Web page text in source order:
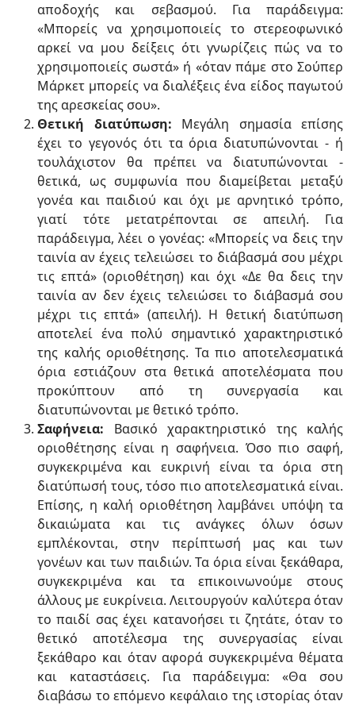
αποδοχής και σεβασμού. Για παράδειγμα:
«Μπορείς να χρησιμοποιείς το στερεοφωνικό
αρκεί να μου δείξεις ότι γνωρίζεις πώς να το
χρησιμοποιείς σωστά» ή «όταν πάμε στο Σούπερ
Μάρκετ μπορείς να διαλέξεις ένα είδος παγωτού
της αρεσκείας σου».
Θετική διατύπωση: Μεγάλη σημασία επίσης
έχει το γεγονός ότι τα όρια διατυπώνονται - ή
τουλάχιστον θα πρέπει να διατυπώνονται -
θετικά, ως συμφωνία που διαμείβεται μεταξύ
γονέα και παιδιού και όχι με αρνητικό τρόπο,
γιατί τότε μετατρέπονται σε απειλή. Για
παράδειγμα, λέει ο γονέας: «Μπορείς να δεις την
ταινία αν έχεις τελειώσει το διάβασμά σου μέχρι
τις επτά» (οριοθέτηση) και όχι «Δε θα δεις την
ταινία αν δεν έχεις τελειώσει το διάβασμά σου
μέχρι τις επτά» (απειλή). Η θετική διατύπωση
αποτελεί ένα πολύ σημαντικό χαρακτηριστικό
της καλής οριοθέτησης. Τα πιο αποτελεσματικά
όρια εστιάζουν στα θετικά αποτελέσματα που
προκύπτουν από τη συνεργασία και
διατυπώνονται με θετικό τρόπο.
Σαφήνεια: Βασικό χαρακτηριστικό της καλής
οριοθέτησης είναι η σαφήνεια. Όσο πιο σαφή,
συγκεκριμένα και ευκρινή είναι τα όρια στη
διατύπωσή τους, τόσο πιο αποτελεσματικά είναι.
Επίσης, η καλή οριοθέτηση λαμβάνει υπόψη τα
δικαιώματα και τις ανάγκες όλων όσων
εμπλέκονται, στην περίπτωσή μας και των
γονέων και των παιδιών. Τα όρια είναι ξεκάθαρα,
συγκεκριμένα και τα επικοινωνούμε στους
άλλους με ευκρίνεια. Λειτουργούν καλύτερα όταν
το παιδί σας έχει κατανοήσει τι ζητάτε, όταν το
θετικό αποτέλεσμα της συνεργασίας είναι
ξεκάθαρο και όταν αφορά συγκεκριμένα θέματα
και καταστάσεις. Για παράδειγμα: «Θα σου
διαβάσω το επόμενο κεφάλαιο της ιστορίας όταν